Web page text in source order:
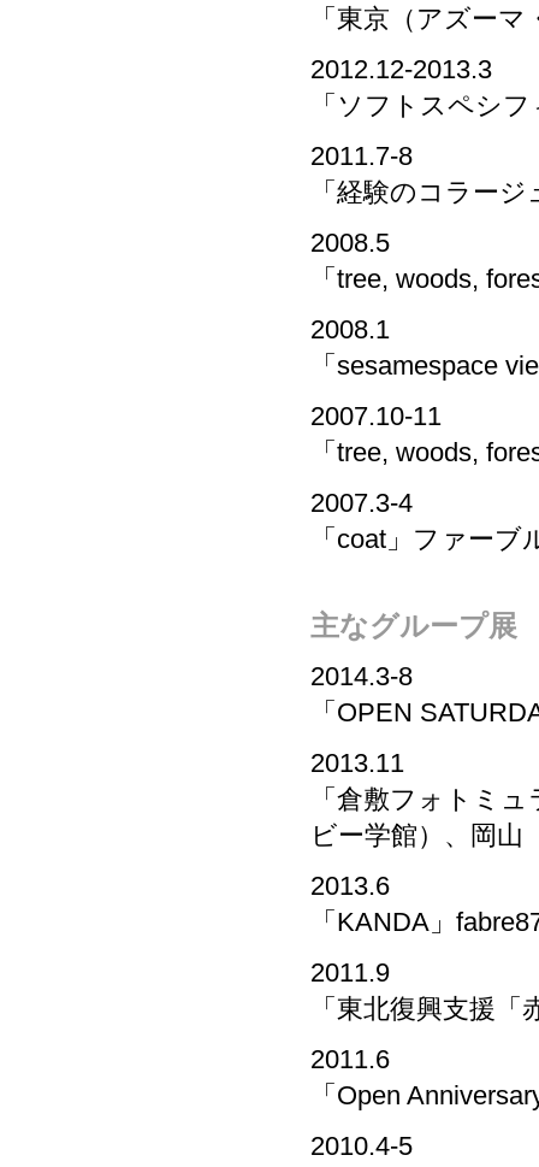
「東京（アズー
2012.12-2013.3
「ソフトスペシ
2011.7-8
「経験のコラー
2008.5
「tree, woods,
2008.1
「sesamespace
2007.10-11
「tree, woods,
2007.3-4
「coat」ファーブ
主なグループ展
2014.3-8
「OPEN
2013.11
「倉敷フォトミ
ビー学館）、岡山
2013.6
「KANDA」
2011.9
「東北復興支援
2011.6
「Open
2010.4-5